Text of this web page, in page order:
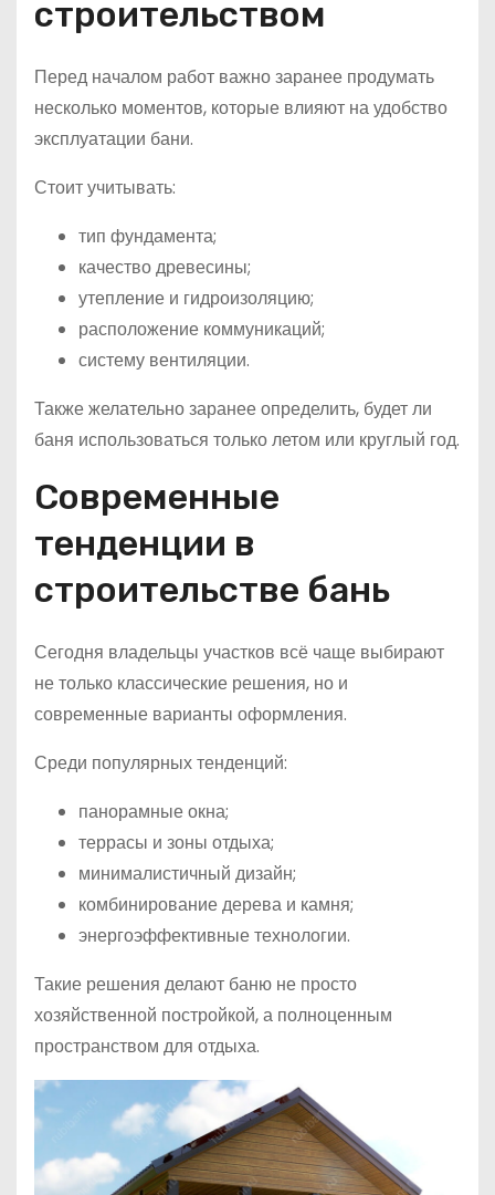
строительством
Перед началом работ важно заранее продумать
несколько моментов, которые влияют на удобство
эксплуатации бани.
Стоит учитывать:
тип фундамента;
качество древесины;
утепление и гидроизоляцию;
расположение коммуникаций;
систему вентиляции.
Также желательно заранее определить, будет ли
баня использоваться только летом или круглый год.
Современные
тенденции в
строительстве бань
Сегодня владельцы участков всё чаще выбирают
не только классические решения, но и
современные варианты оформления.
Среди популярных тенденций:
панорамные окна;
террасы и зоны отдыха;
минималистичный дизайн;
комбинирование дерева и камня;
энергоэффективные технологии.
Такие решения делают баню не просто
хозяйственной постройкой, а полноценным
пространством для отдыха.